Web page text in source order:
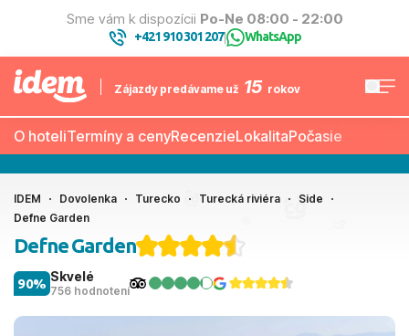
Sme vám k dispozícii Po-Ne 08:00 - 22:00
+421 910 301 207| WhatsApp
Zájazdy predávame už 15 rokov
O hoteliTermíny a cenyRecenzieLokalitaPočasie
IDEM Dovolenka Turecko Turecká riviéra
Side
Defne Garden
Defne Garden
Skvelé
756 hodnotení
90%